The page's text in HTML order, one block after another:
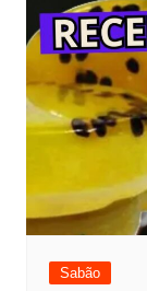
Sabão